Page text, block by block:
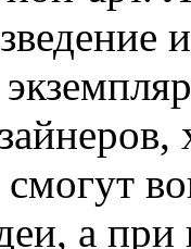
а при